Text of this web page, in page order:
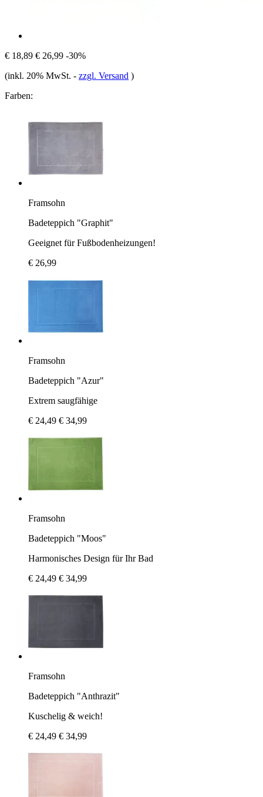
€ 18,89 € 26,99 -30%
(inkl. 20% MwSt. - zzgl. Versand )
Farben:
Framsohn
Badeteppich "Graphit"
Geeignet für Fußbodenheizungen!
€ 26,99
Framsohn
Badeteppich "Azur"
Extrem saugfähige
€ 24,49 € 34,99
Framsohn
Badeteppich "Moos"
Harmonisches Design für Ihr Bad
€ 24,49 € 34,99
Framsohn
Badeteppich "Anthrazit"
Kuschelig & weich!
€ 24,49 € 34,99